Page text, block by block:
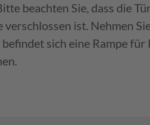
beachten Sie, dass die
ist. Nehmen
sich eine Rampe für